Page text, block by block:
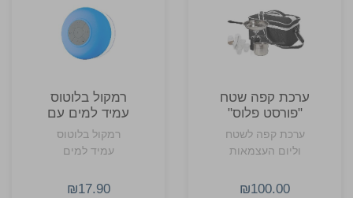
ערכת קפה שטח
"פורסט פלוס"
עם גזיה ותיק
נשיאה
ערכת קפה לשטח
וליום העצמאות
₪100.00
רמקול בלוטוס
עמיד למים עם
וואקום
רמקול בלוטוס
עמיד למים
₪17.90